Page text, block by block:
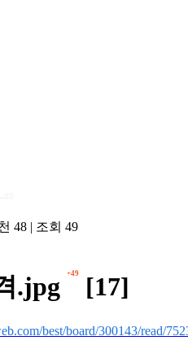
48 | 조회 49
.jpg +49 [17]
best/board/300143/read/